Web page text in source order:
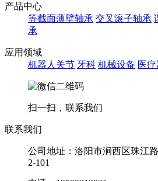
产品中心
等截面薄壁轴承 交叉滚子轴承
承
应用领域
机器人关节 牙科 机械设备 医
扫一扫，联系我们
联系我们
公司地址：洛阳市涧西区珠江
2-101